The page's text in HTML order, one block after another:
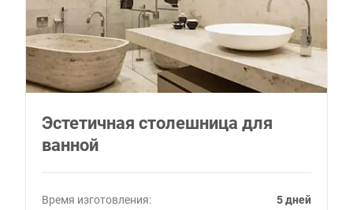
Эстетичная столешница для
ванной
Время изготовления: 5 дней